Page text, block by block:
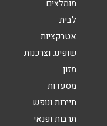
אילת
מתחם אייס מול
מודיעין-מכבים-
מומלצים
לבית
אטרקציות
שופינג וצרכנות
מזון
מסעדות
תיירות ונופש
תרבות ופנאי